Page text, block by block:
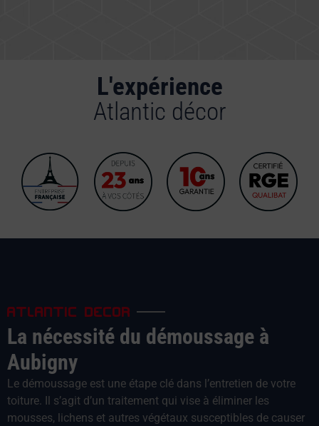
L'expérience
Atlantic décor
ATLANTIC DECOR
La nécessité du démoussage à
Aubigny
Le démoussage est une étape clé dans l’entretien de votre
toiture. Il s’agit d’un traitement qui vise à éliminer les
mousses, lichens et autres végétaux susceptibles de causer